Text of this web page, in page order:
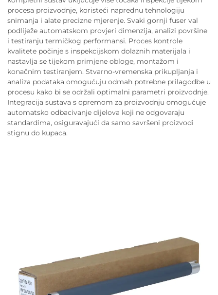
procesa proizvodnje, koristeći naprednu tehnologiju
snimanja i alate precizne mjerenje. Svaki gornji fuser val
podliježe automatskom provjeri dimenzija, analizi površine
i testiranju termičkog performansi. Proces kontrole
kvalitete počinje s inspekcijskom dolaznih materijala i
nastavlja se tijekom primjene obloge, montažom i
konačnim testiranjem. Stvarno-vremenska prikupljanja i
analiza podataka omogućuju odmah potrebne prilagodbe u
procesu kako bi se održali optimalni parametri proizvodnje.
Integracija sustava s opremom za proizvodnju omogućuje
automatsko odbacivanje dijelova koji ne odgovaraju
standardima, osiguravajući da samo savršeni proizvodi
stignu do kupaca.